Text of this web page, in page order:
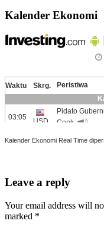
Kalender Ekonomi
Kalender Ekonomi Real Time
Leave a reply
Your email address will
marked *